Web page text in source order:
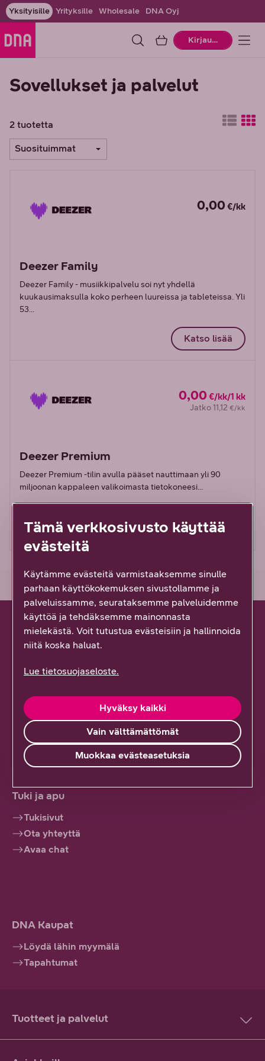
Yksityisille Yrityksille Wholesale DNA Oyj
OstoskoriKirjaudu
Sovellukset ja palvelut
2 tuotetta
Suosituimmat
0,00 €/kk
Deezer Family
Deezer Family - musiikkipalvelu soi nyt yhdellä
kuukausimaksulla koko perheen luureissa ja tableteissa. Yli
53...
Katso lisää
0,00 €/kk/1 kk
Jatko 11,12 €/kk
Deezer Premium
Deezer Premium -tilin avulla pääset nauttimaan yli 90
miljoonan kappaleen valikoimasta tietokoneesi...
Katso lisää
Hallinnoi palveluitasi
Oma DNA
Prepaid-asiakkaat
Tuki ja apu
Tukisivut
Ota yhteyttä
Avaa chat
DNA Kaupat
Löydä lähin myymälä
Tapahtumat
Tuotteet ja palvelut
Tämä verkkosivusto käyttää
evästeitä
Käytämme evästeitä varmistaaksemme sinulle
parhaan käyttökokemuksen sivustollamme ja
palveluissamme, seurataksemme palveluidemme
käyttöä ja tehdäksemme mainonnasta
mielekästä. Voit tutustua evästeisiin ja hallinnoida
niitä koska haluat.
Lue tietosuojaseloste.
Vain välttämättömät
Hyväksy kaikki
Muokkaa evästeasetuksia